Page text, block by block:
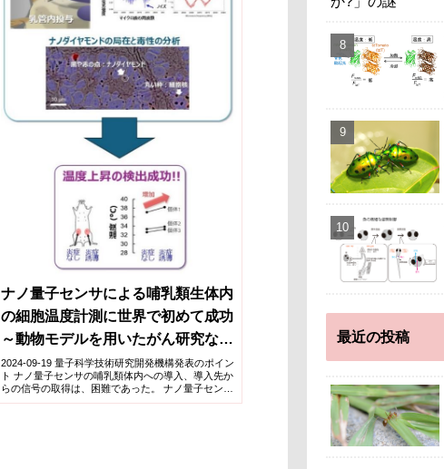
ナノ量子センサによる哺乳類生体内
の細胞温度計測に世界で初めて成功
～動物モデルを用いたがん研究など
の生物・医学研究の革新に期待～
2024-09-19 量子科学技術研究開発機構発表のポイン
ト ナノ量子センサの哺乳類体内への導入、導入先か
らの信号の取得は、困難であった。 ナノ量子センサ
の導入...
最近の投稿